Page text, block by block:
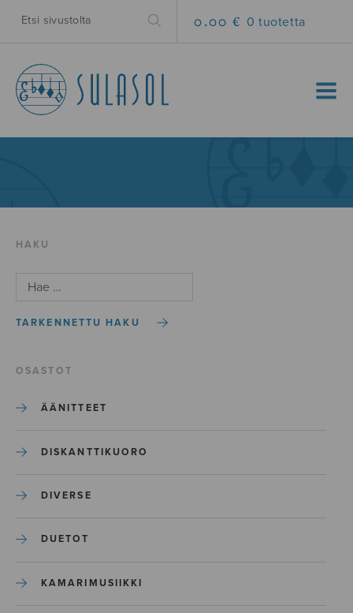
0.00 € 0 tuotetta
MENU
HAKU
TARKENNETTU HAKU
OSASTOT
ÄÄNITTEET
DISKANTTIKUORO
DIVERSE
DUETOT
KAMARIMUSIIKKI